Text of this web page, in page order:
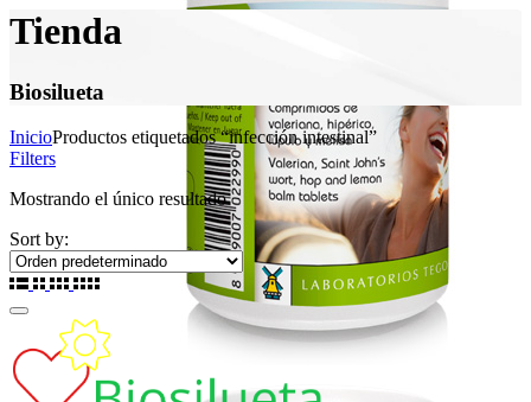
Tienda
Biosilueta
InicioProductos etiquetados “infección intestinal”
Filters
Mostrando el único resultado
Sort by: